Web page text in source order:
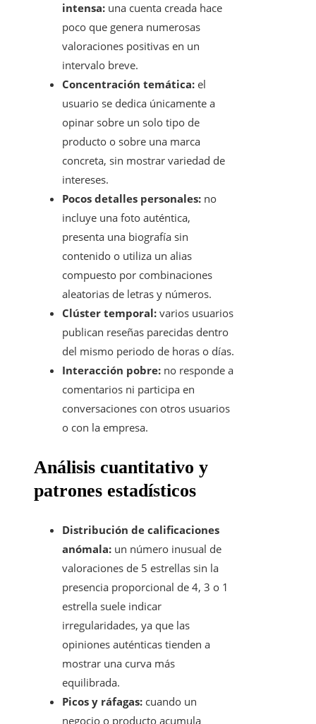
intensa: una cuenta creada hace
poco que genera numerosas
valoraciones positivas en un
intervalo breve.
Concentración temática: el
usuario se dedica únicamente a
opinar sobre un solo tipo de
producto o sobre una marca
concreta, sin mostrar variedad de
intereses.
Pocos detalles personales: no
incluye una foto auténtica,
presenta una biografía sin
contenido o utiliza un alias
compuesto por combinaciones
aleatorias de letras y números.
Clúster temporal: varios usuarios
publican reseñas parecidas dentro
del mismo periodo de horas o días.
Interacción pobre: no responde a
comentarios ni participa en
conversaciones con otros usuarios
o con la empresa.
Análisis cuantitativo y
patrones estadísticos
Distribución de calificaciones
anómala: un número inusual de
valoraciones de 5 estrellas sin la
presencia proporcional de 4, 3 o 1
estrella suele indicar
irregularidades, ya que las
opiniones auténticas tienden a
mostrar una curva más
equilibrada.
Picos y ráfagas: cuando un
negocio o producto acumula